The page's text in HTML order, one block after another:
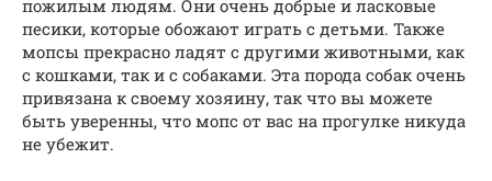
пожилым людям. Они очень добрые и ласковые
песики, которые обожают играть с детьми. Также
мопсы прекрасно ладят с другими животными, как
с кошками, так и с собаками. Эта порода собак очень
привязана к своему хозяину, так что вы можете
быть уверенны, что мопс от вас на прогулке никуда
не убежит.